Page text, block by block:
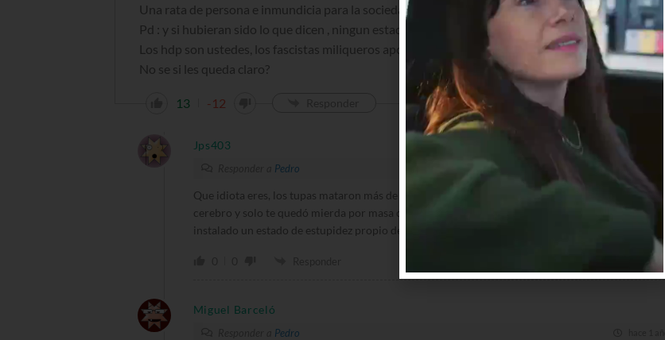
Una rata de persona e inmundicia para la sociedad toda.
Pd : y si hubieran sido lo que dicen , ningun estado tiene via libre para desaparecer personas.
Los hdp son ustedes, los fascistas miliqueros apoya torturadores y asesinos.
No se si les queda claro?
13 -12
Jps403
Pedro hace 1 año
Que idiota eres, los tupas mataron más de 80 Uruguayos y por ellos no decís nada,, te lavaron el
cerebro y solo te quedó mierda por masa cerebral. La rata eres tu y todos los que como tu tienen
instalado un estado de estupidez propio de imbeciles
Miguel Barceló
Pedro